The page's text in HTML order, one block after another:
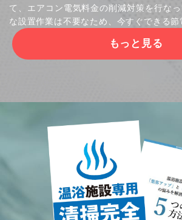
て、エアコン電気料金の削減対策を行な
な設置作業は不要なため、今すぐできる節
もっと見る